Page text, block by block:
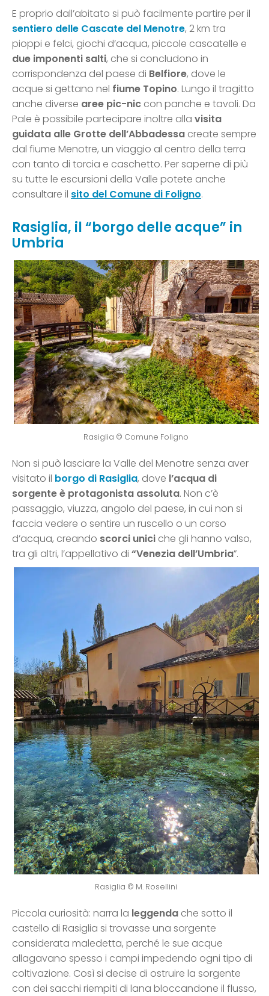
E proprio dall’abitato si può facilmente partire per il
sentiero delle Cascate del Menotre, 2 km tra
pioppi e felci, giochi d’acqua, piccole cascatelle e
due imponenti salti, che si concludono in
corrispondenza del paese di Belfiore, dove le
acque si gettano nel fiume Topino. Lungo il tragitto
anche diverse aree pic-nic con panche e tavoli. Da
Pale è possibile partecipare inoltre alla visita
guidata alle Grotte dell’Abbadessa create sempre
dal fiume Menotre, un viaggio al centro della terra
con tanto di torcia e caschetto. Per saperne di più
su tutte le escursioni della Valle potete anche
consultare il sito del Comune di Foligno.
Rasiglia, il “borgo delle acque” in
Umbria
Rasiglia © Comune Foligno
Non si può lasciare la Valle del Menotre senza aver
visitato il borgo di Rasiglia, dove l’acqua di
sorgente è protagonista assoluta. Non c’è
passaggio, viuzza, angolo del paese, in cui non si
faccia vedere o sentire un ruscello o un corso
d’acqua, creando scorci unici che gli hanno valso,
tra gli altri, l’appellativo di “Venezia dell’Umbria”.
Rasiglia © M. Rosellini
Piccola curiosità: narra la leggenda che sotto il
castello di Rasiglia si trovasse una sorgente
considerata maledetta, perché le sue acque
allagavano spesso i campi impedendo ogni tipo di
coltivazione. Così si decise di ostruire la sorgente
con dei sacchi riempiti di lana bloccandone il flusso,